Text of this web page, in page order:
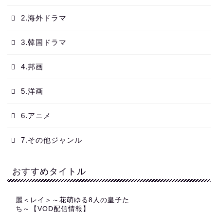
2.海外ドラマ
3.韓国ドラマ
4.邦画
5.洋画
6.アニメ
7.その他ジャンル
おすすめタイトル
麗＜レイ＞～花萌ゆる8人の皇子た
ち～【VOD配信情報】